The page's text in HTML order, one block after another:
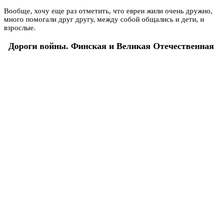
Вообще, хочу еще раз отметить, что евреи жили очень дружно,
много помогали друг другу, между собой общались и дети, и
взрослые.
Дороги войны. Финская и Великая Отечественная